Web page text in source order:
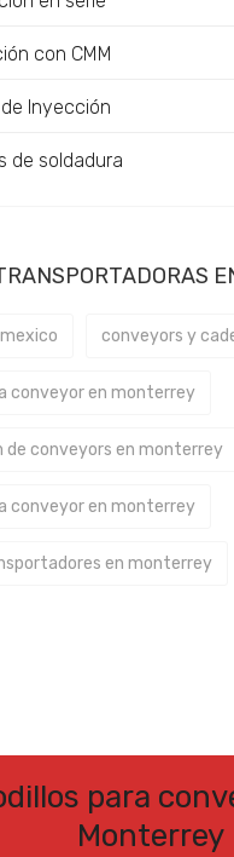
con CMM
Inyección
de soldadura
conveyors y
conveyor en monterrey
de conveyors en monterrey
conveyor en monterrey
en monterrey
para
Monterrey